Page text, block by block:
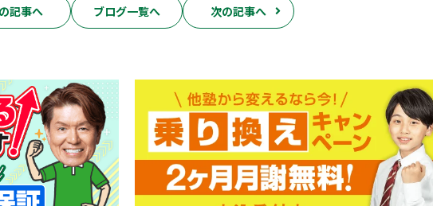
記事へ ブログ一覧へ 次の記事へ